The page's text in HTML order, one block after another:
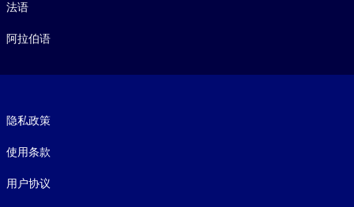
法语
阿拉伯语
隐私政策
使用条款
用户协议